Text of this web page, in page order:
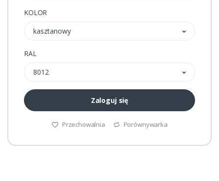
KOLOR
kasztanowy
RAL
8012
Zaloguj się
Przechowalnia Porównywarka